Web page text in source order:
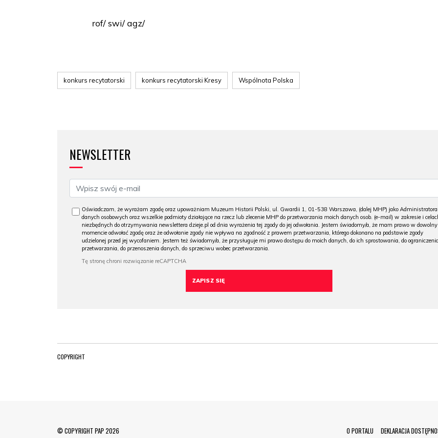
rof/ swi/ agz/
konkurs recytatorski konkurs recytatorski Kresy Wspólnota Polska
NEWSLETTER
Oświadczam, że wyrażam zgodę oraz upoważniam Muzeum Historii Polski, ul. Gwardii 1, 01-538 Warszawa, (dalej MHP) jako Administratora
danych osobowych oraz wszelkie podmioty działające na rzecz lub zlecenie MHP do przetwarzania moich danych osob. (e-mail) w zakresie i
niezbędnych do otrzymywania newslettera dzieje.pl od dnia wyrażenia tej zgody do jej odwołania. Jestem świadomy/a, że mam prawo w
momencie odwołać zgodę oraz że odwołanie zgody nie wpływa na zgodność z prawem przetwarzania, którego dokonano na podstawie zgody
udzielonej przed jej wycofaniem. Jestem też świadomy/a, że przysługuje mi prawo dostępu do moich danych, do ich sprostowania, do
przetwarzania, do przenoszenia danych, do sprzeciwu wobec przetwarzania.
COPYRIGHT
© COPYRIGHT PAP 2026 O PORTALU DEKLARACJA